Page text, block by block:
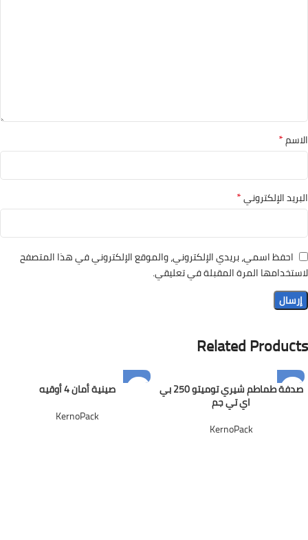
الاسم*
البريد الإلكتروني*
احفظ اسمي، بريدي الإلكتروني، والموقع الإلكتروني في هذا المتصفح
لاستخدامها المرة المقبلة في تعليقي.
Related Products
صدفة طماطم شيري توميتو 250 بي
اي تي جم
KernoPack
صينية أمان 4 أوقيه
KernoPack